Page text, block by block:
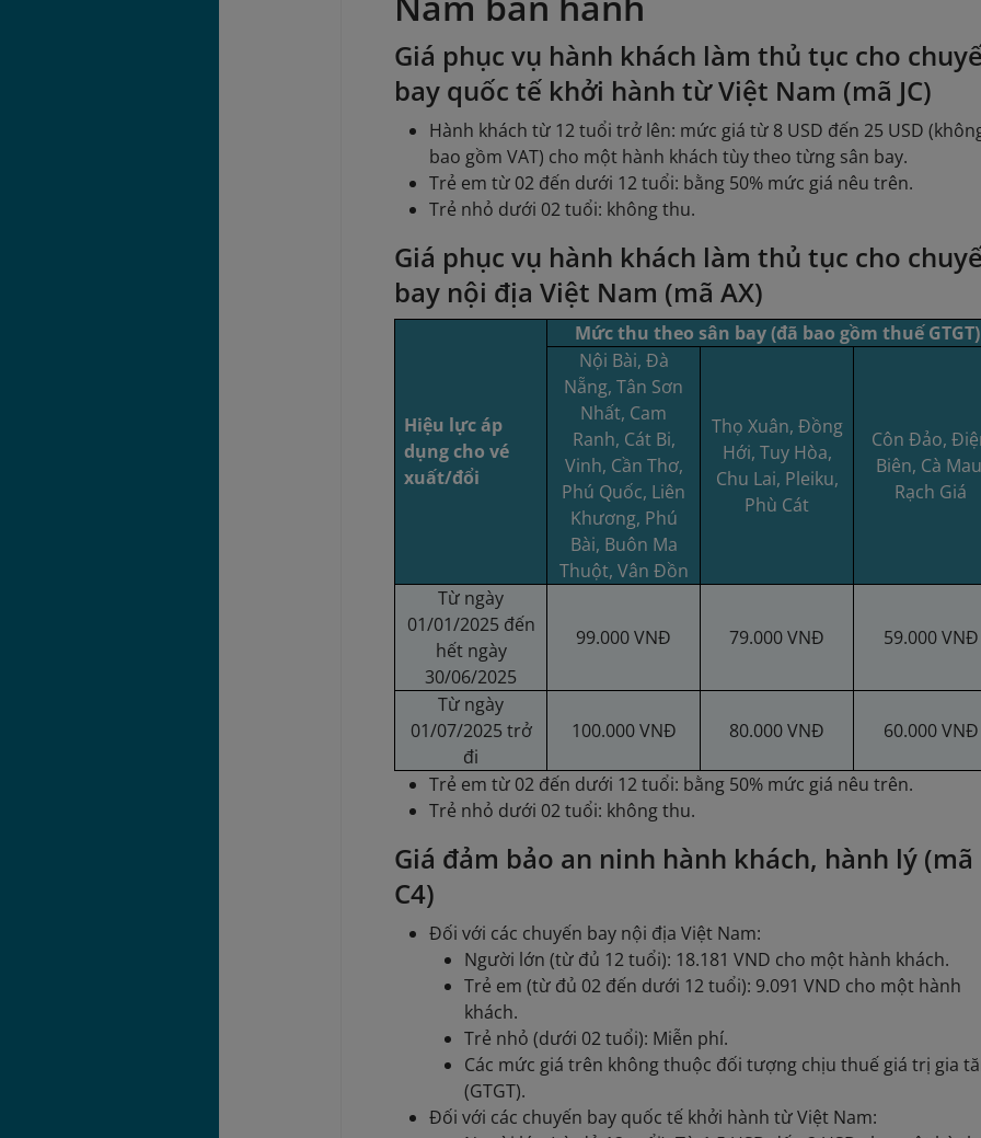
Giá phục vụ hành khách làm thủ tục cho
bay quốc tế khởi hành từ Việt Nam (mã JC)
Hành khách từ 12 tuổi trở lên: mức giá từ 8 USD đến 25 USD
bao gồm VAT) cho một hành khách tùy theo từng sân bay.
Trẻ em từ 02 đến dưới 12 tuổi: bằng 50% mức giá nêu trên.
Trẻ nhỏ dưới 02 tuổi: không thu.
Giá phục vụ hành khách làm thủ tục cho
bay nội địa Việt Nam (mã AX)
Hiệu lực áp
dụng cho vé
xuất/đổi
Mức thu theo sân bay (đã bao gồm thuế GTGT)
Nội Bài, Đà
Nẵng, Tân Sơn
Nhất, Cam
Ranh, Cát Bi,
Vinh, Cần Thơ,
Phú Quốc, Liên
Khương, Phú
Bài, Buôn Ma
Thuột, Vân Đồn
Thọ Xuân, Đồng
Hới, Tuy Hòa,
Chu Lai, Pleiku,
Phù Cát
Côn Đảo,
Biên, Cà
Rạch Giá
Từ ngày
01/01/2025 đến
hết ngày
30/06/2025
99.000 VNĐ 79.000 VNĐ 59.000 VNĐ
Từ ngày
01/07/2025 trở
đi
100.000 VNĐ 80.000 VNĐ 60.000 VNĐ
Trẻ em từ 02 đến dưới 12 tuổi: bằng 50% mức giá nêu trên.
Trẻ nhỏ dưới 02 tuổi: không thu.
Giá đảm bảo an ninh hành khách, hành lý (mã
C4)
Đối với các chuyến bay nội địa Việt Nam:
Người lớn (từ đủ 12 tuổi): 18.181 VND cho một hành khách.
Trẻ em (từ đủ 02 đến dưới 12 tuổi): 9.091 VND cho một hành
khách.
Trẻ nhỏ (dưới 02 tuổi): Miễn phí.
Các mức giá trên không thuộc đối tượng chịu thuế giá trị gia
(GTGT).
Đối với các chuyến bay quốc tế khởi hành từ Việt Nam: